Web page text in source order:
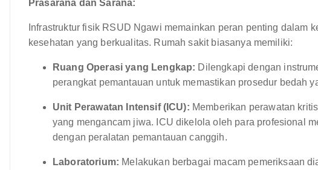
Prasarana dan Sarana:
Infrastruktur fisik RSUD Ngawi memainkan peran penting dalam
kesehatan yang berkualitas. Rumah sakit biasanya memiliki:
Ruang Operasi yang Lengkap: Dilengkapi dengan
perangkat pemantauan untuk memastikan prosedur bedah
Unit Perawatan Intensif (ICU): Memberikan perawatan
yang mengancam jiwa. ICU dikelola oleh para profesional
dengan peralatan pemantauan canggih.
Laboratorium: Melakukan berbagai macam pemeriksaan